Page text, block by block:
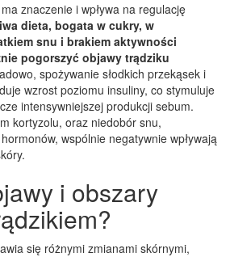
znaczenie i wpływa na regulację
dieta, bogata w cukry, w
snu i brakiem aktywności
pogorszyć objawy trądziku
spożywanie słodkich przekąsek i
wzrost poziomu insuliny, co stymuluje
intensywniejszej produkcji sebum.
kortyzolu, oraz niedobór snu,
wspólnie negatywnie wpływają
i obszary
się różnymi zmianami skórnymi,